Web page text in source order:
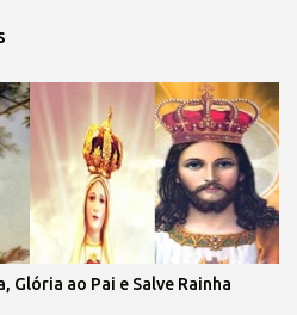
Glória ao Pai e Salve Rainha